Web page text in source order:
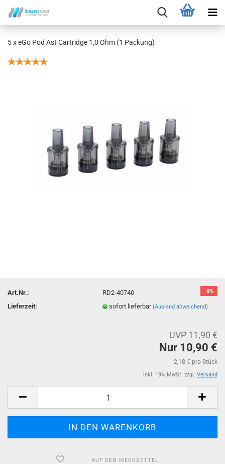
5 x eGo Pod Ast Cartridge 1,0 Ohm (1 Packung)
-8%
Art.Nr.:
RD2-40740
Lieferzeit:
sofort lieferbar(Ausland abweichend)
UVP 11,90 €
Nur 10,90 €
2,18 € pro Stück
inkl. 19% MwSt. zzgl. Versand
AUF DEN MERKZETTEL